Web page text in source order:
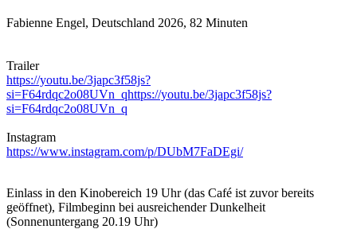
Fabienne Engel, Deutschland 2026, 82 Minuten
Trailer
https://youtu.be/3japc3f58js?
si=F64rdqc2o08UVn_qhttps://youtu.be/3japc3f58js?
si=F64rdqc2o08UVn_q
Instagram
https://www.instagram.com/p/DUbM7FaDEgi/
Einlass in den Kinobereich 19 Uhr (das Café ist zuvor bereits
geöffnet), Filmbeginn bei ausreichender Dunkelheit
(Sonnenuntergang 20.19 Uhr)